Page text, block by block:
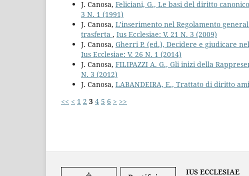
J. Canosa, Feliciani, G., Le basi del diritto
3 N. 1 (1991)
J. Canosa, L’inserimento nel Regolamento
trasferta , Ius Ecclesiae: V. 21 N. 3 (2009)
J. Canosa, Gherri P. (ed.), Decidere e giudicare
Ius Ecclesiae: V. 26 N. 1 (2014)
J. Canosa, FILIPAZZI A. G., Gli inizi della
N. 3 (2012)
J. Canosa, LABANDEIRA, E., Trattato di diritto
<< < 1 2 3 4 5 6 > >>
IUS ECCLESIAE